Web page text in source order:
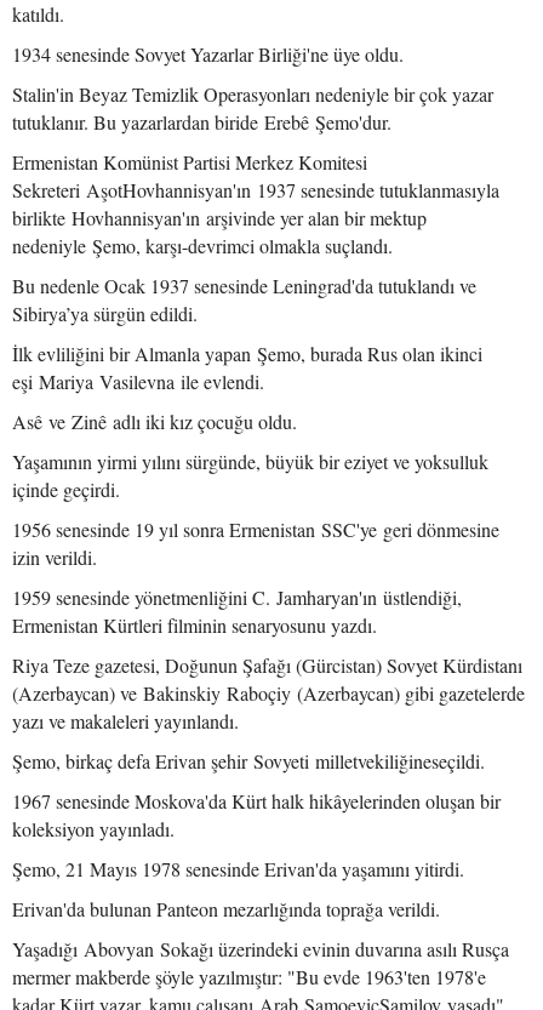
katıldı.
1934 senesinde Sovyet Yazarlar Birliği'ne üye oldu.
Stalin'in Beyaz Temizlik Operasyonları nedeniyle bir çok yazar
tutuklanır. Bu yazarlardan biride Erebê Şemo'dur.
Ermenistan Komünist Partisi Merkez Komitesi
Sekreteri AşotHovhannisyan'ın 1937 senesinde tutuklanmasıyla
birlikte Hovhannisyan'ın arşivinde yer alan bir mektup
nedeniyle Şemo, karşı-devrimci olmakla suçlandı.
Bu nedenle Ocak 1937 senesinde Leningrad'da tutuklandı ve
Sibirya’ya sürgün edildi.
İlk evliliğini bir Almanla yapan Şemo, burada Rus olan ikinci
eşi Mariya Vasilevna ile evlendi.
Asê ve Zinê adlı iki kız çocuğu oldu.
Yaşamının yirmi yılını sürgünde, büyük bir eziyet ve yoksulluk
içinde geçirdi.
1956 senesinde 19 yıl sonra Ermenistan SSC'ye geri dönmesine
izin verildi.
1959 senesinde yönetmenliğini C. Jamharyan'ın üstlendiği,
Ermenistan Kürtleri filminin senaryosunu yazdı.
Riya Teze gazetesi, Doğunun Şafağı (Gürcistan) Sovyet Kürdistanı
(Azerbaycan) ve Bakinskiy Raboçiy (Azerbaycan) gibi gazetelerde
yazı ve makaleleri yayınlandı.
Şemo, birkaç defa Erivan şehir Sovyeti milletvekiliğineseçildi.
1967 senesinde Moskova'da Kürt halk hikâyelerinden oluşan bir
koleksiyon yayınladı.
Şemo, 21 Mayıs 1978 senesinde Erivan'da yaşamını yitirdi.
Erivan'da bulunan Panteon mezarlığında toprağa verildi.
Yaşadığı Abovyan Sokağı üzerindeki evinin duvarına asılı Rusça
mermer makberde şöyle yazılmıştır: "Bu evde 1963'ten 1978'e
kadar Kürt yazar, kamu çalışanı Arab ŞamoeviçŞamilov yaşadı".